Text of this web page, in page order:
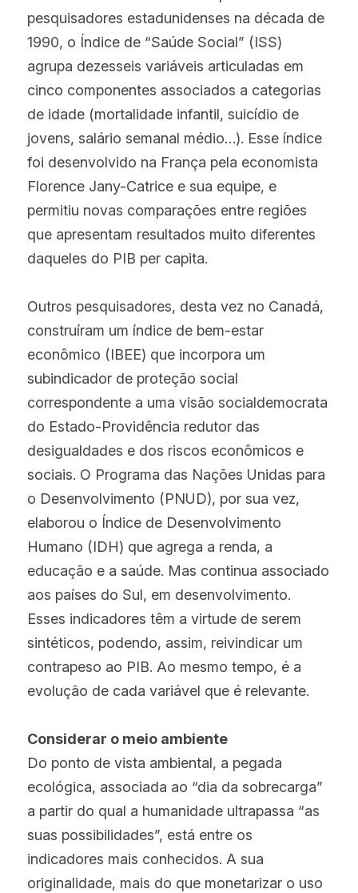
pesquisadores estadunidenses na década de
1990, o Índice de “Saúde Social” (ISS)
agrupa dezesseis variáveis articuladas em
cinco componentes associados a categorias
de idade (mortalidade infantil, suicídio de
jovens, salário semanal médio…). Esse índice
foi desenvolvido na França pela economista
Florence Jany-Catrice e sua equipe, e
permitiu novas comparações entre regiões
que apresentam resultados muito diferentes
daqueles do PIB per capita.
Outros pesquisadores, desta vez no Canadá,
construíram um índice de bem-estar
econômico (IBEE) que incorpora um
subindicador de proteção social
correspondente a uma visão socialdemocrata
do Estado-Providência redutor das
desigualdades e dos riscos econômicos e
sociais. O Programa das Nações Unidas para
o Desenvolvimento (PNUD), por sua vez,
elaborou o Índice de Desenvolvimento
Humano (IDH) que agrega a renda, a
educação e a saúde. Mas continua associado
aos países do Sul, em desenvolvimento.
Esses indicadores têm a virtude de serem
sintéticos, podendo, assim, reivindicar um
contrapeso ao PIB. Ao mesmo tempo, é a
evolução de cada variável que é relevante.
Considerar o meio ambiente
Do ponto de vista ambiental, a pegada
ecológica, associada ao “dia da sobrecarga”
a partir do qual a humanidade ultrapassa “as
suas possibilidades”, está entre os
indicadores mais conhecidos. A sua
originalidade, mais do que monetarizar o uso